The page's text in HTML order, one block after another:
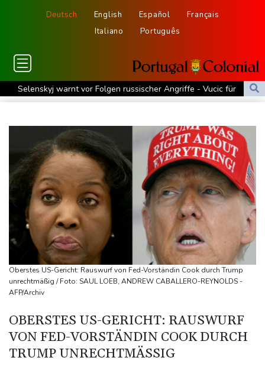
Deutsch English Español
Français
Italiano
Português
Selenskyj warnt vor Folgen russischer Angriffe - Vucic für
Integrität der Ukraine
Gesamtführung
Drohne explodiert an der Grenze zwischen Rumänien und
Bulgarien nahe Gaspipeline
Lionel Messi trauert um seinen Vater
Absturz von Ultraleichtflugzeug: 72-jähriger Pilot stirbt in Baden-
Württemberg
Selenskyj warnt in Belgrad vor Folgen russischer Angriffe für
den Winter
Drohnen über Bundeswehrstandort in Nordrhein-Westfalen
gesichtet
Baka als Staatschef
Schwimm-EM: Halbisch winkt und springt zu Bronze
Selenskyj: Ukraine hat praktisch keine intakten
Oberstes US-Gericht: Rauswurf von Fed-Vorständin Cook durch Trump
unrechtmäßig / Foto: SAUL LOEB, ANDREW CABALLERO-REYNOLDS -
AFP/Archiv
OBERSTES US-GERICHT: RAUSWURF
VON FED-VORSTÄNDIN COOK DURCH
TRUMP UNRECHTMÄSSIG